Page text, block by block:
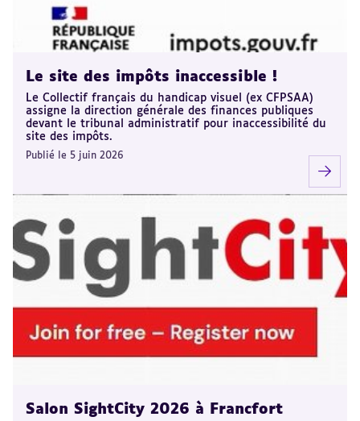
Le site des impôts inaccessible !
Le Collectif français du handicap visuel (ex CFPSAA)
assigne la direction générale des finances publiques
devant le tribunal administratif pour inaccessibilité du
site des impôts.
Publié le 5 juin 2026
Salon SightCity 2026 à Francfort